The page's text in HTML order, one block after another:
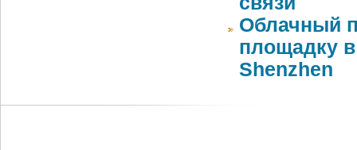
Облачный
площадку в
Shenzhen